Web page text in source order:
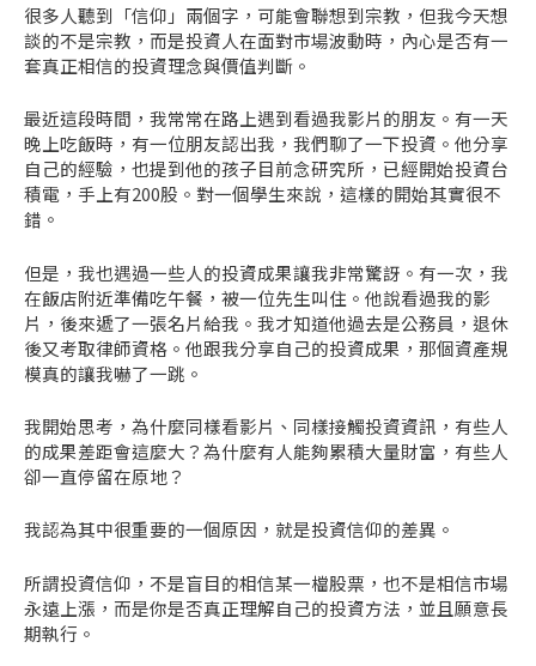
很多人聽到「信仰」兩個字，可能會聯想到宗教，但我今天想
談的不是宗教，而是投資人在面對市場波動時，內心是否有一
套真正相信的投資理念與價值判斷。
最近這段時間，我常常在路上遇到看過我影片的朋友。有一天
晚上吃飯時，有一位朋友認出我，我們聊了一下投資。他分享
自己的經驗，也提到他的孩子目前念研究所，已經開始投資台
積電，手上有200股。對一個學生來說，這樣的開始其實很不
錯。
但是，我也遇過一些人的投資成果讓我非常驚訝。有一次，我
在飯店附近準備吃午餐，被一位先生叫住。他說看過我的影
片，後來遞了一張名片給我。我才知道他過去是公務員，退休
後又考取律師資格。他跟我分享自己的投資成果，那個資產規
模真的讓我嚇了一跳。
我開始思考，為什麼同樣看影片、同樣接觸投資資訊，有些人
的成果差距會這麼大？為什麼有人能夠累積大量財富，有些人
卻一直停留在原地？
我認為其中很重要的一個原因，就是投資信仰的差異。
所謂投資信仰，不是盲目的相信某一檔股票，也不是相信市場
永遠上漲，而是你是否真正理解自己的投資方法，並且願意長
期執行。